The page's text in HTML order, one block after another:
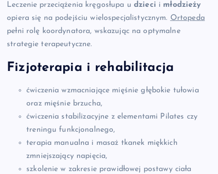
Leczenie przeciążenia kręgosłupa udzieci i młodzieży
opiera się na podejściu wielospecjalistycznym. Ortopeda
pełni rolę koordynatora, wskazując na optymalne
strategie terapeutyczne.
Fizjoterapia i rehabilitacja
ćwiczenia wzmacniające mięśnie głębokie tułowia
oraz mięśnie brzucha,
ćwiczenia stabilizacyjne z elementami Pilates czy
treningu funkcjonalnego,
terapia manualna i masaż tkanek miękkich
zmniejszający napięcia,
szkolenie w zakresie prawidłowej postawy ciała